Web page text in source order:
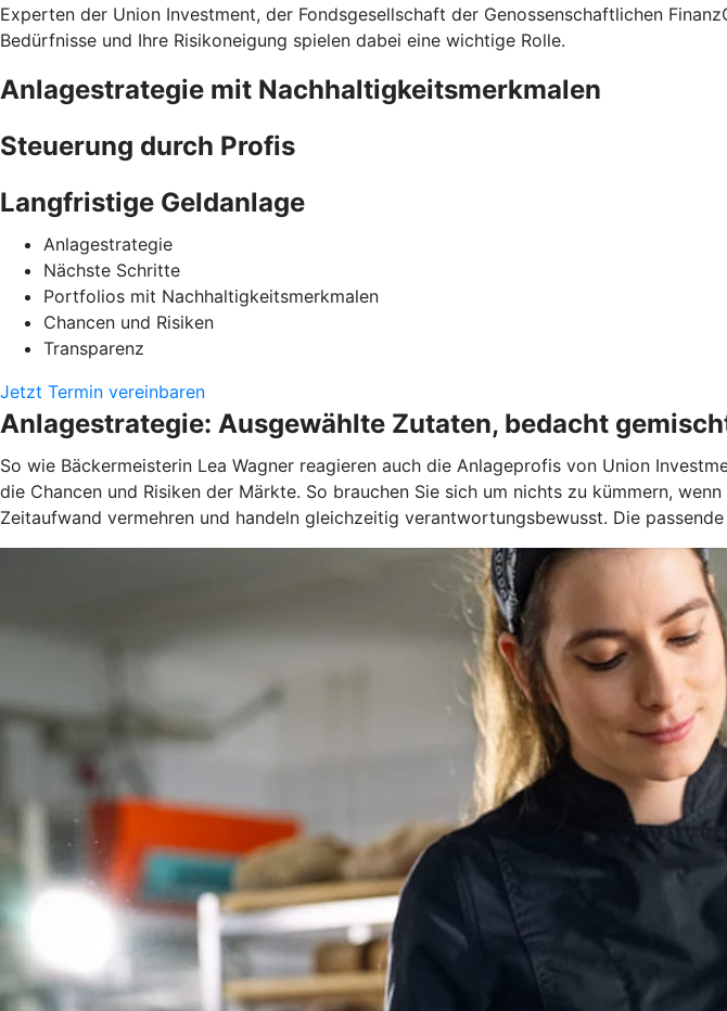
Experten der Union Investment, der Fondsgesellschaft der Genossenschaftlichen
Bedürfnisse und Ihre Risikoneigung spielen dabei eine wichtige Rolle.
Anlagestrategie mit Nachhaltigkeitsmerkmalen
Steuerung durch Profis
Langfristige Geldanlage
Anlagestrategie
Nächste Schritte
Portfolios mit Nachhaltigkeitsmerkmalen
Chancen und Risiken
Transparenz
Jetzt Termin vereinbaren
Anlagestrategie: Ausgewählte Zutaten, bedacht
So wie Bäckermeisterin Lea Wagner reagieren auch die Anlageprofis von Union
die Chancen und Risiken der Märkte. So brauchen Sie sich um nichts zu kümmern,
Zeitaufwand vermehren und handeln gleichzeitig verantwortungsbewusst. Die